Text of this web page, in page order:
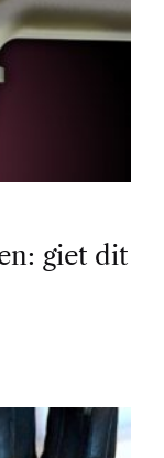
giet dit